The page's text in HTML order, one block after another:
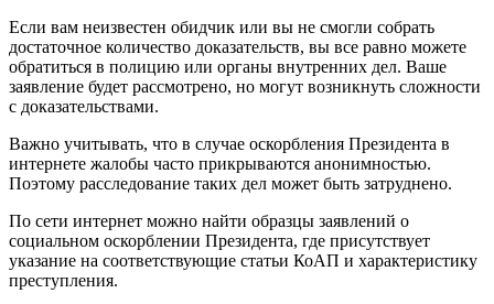
Если вам неизвестен обидчик или вы не смогли собрать
достаточное количество доказательств, вы все равно можете
обратиться в полицию или органы внутренних дел. Ваше
заявление будет рассмотрено, но могут возникнуть сложности
с доказательствами.
Важно учитывать, что в случае оскорбления Президента в
интернете жалобы часто прикрываются анонимностью.
Поэтому расследование таких дел может быть затруднено.
По сети интернет можно найти образцы заявлений о
социальном оскорблении Президента, где присутствует
указание на соответствующие статьи КоАП и характеристику
преступления.